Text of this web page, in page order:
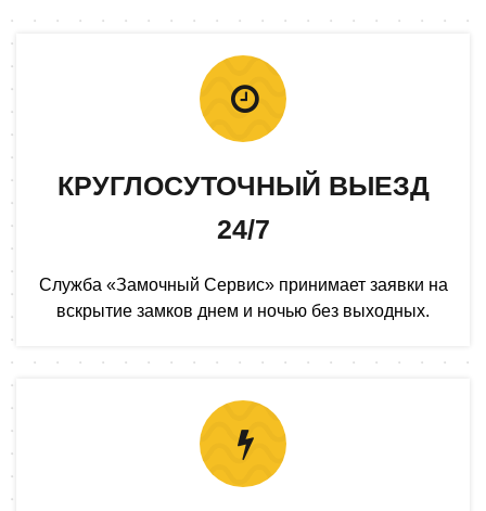
КРУГЛОСУТОЧНЫЙ ВЫЕЗД
24/7
Служба «Замочный Сервис» принимает заявки на
вскрытие замков днем и ночью без выходных.